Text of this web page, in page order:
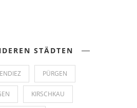
STÄDTEN
PÜRGEN
KIRSCHKAU